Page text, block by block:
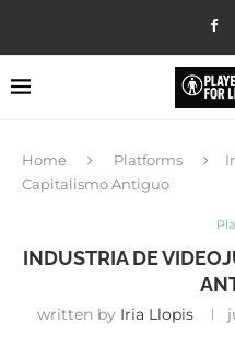
Home Platforms
Capitalismo Antiguo
INDUSTRIA DE
written by Iria Llopis